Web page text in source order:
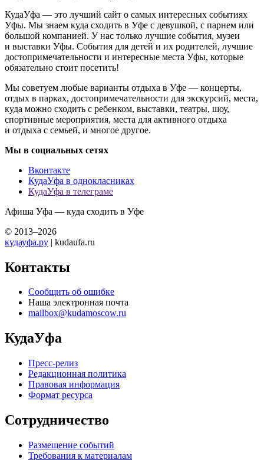
КудаУфа — это лучший сайт о самых интересных событиях
Уфы. Мы знаем куда сходить в Уфе с девушкой, с парнем или
большой компанией. У нас только лучшие события, музеи
и выставки Уфы. События для детей и их родителей, лучшие
достопримечательности и интересные места Уфы, которые
обязательно стоит посетить!
Мы советуем любые варианты отдыха в Уфе — концерты,
отдых в парках, достопримечательности для экскурсий, места,
куда можно сходить с ребенком, выставки, театры, шоу,
спортивные мероприятия, места для активного отдыха
и отдыха с семьей, и многое другое.
Мы в социальных сетях
Вконтакте
КудаУфа в однокласниках
КудаУфа в телеграме
Афиша Уфа — куда сходить в Уфе
© 2013–2026
кудауфа.ру | kudaufa.ru
Контакты
Сообщить об ошибке
Наша электронная почта
mailbox@kudamoscow.ru
КудаУфа
Пресс-релиз
Редакционная политика
Правовая информация
Формат ресурса
Сотрудничество
Размещение событий
Требования к материалам